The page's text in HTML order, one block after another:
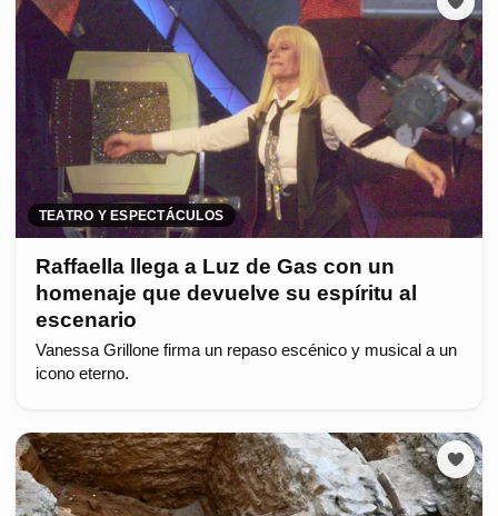
TEATRO Y ESPECTÁCULOS
Raffaella llega a Luz de Gas con un
homenaje que devuelve su espíritu al
escenario
Vanessa Grillone firma un repaso escénico y musical a un
icono eterno.